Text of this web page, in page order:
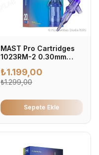
MAST Pro Cartridges
1023RM-2 0.30mm
0.30mm - Profesyonel
Dövme İğnesi (20'li
₺1.199,00
₺1.299,00
Sepete Ekle